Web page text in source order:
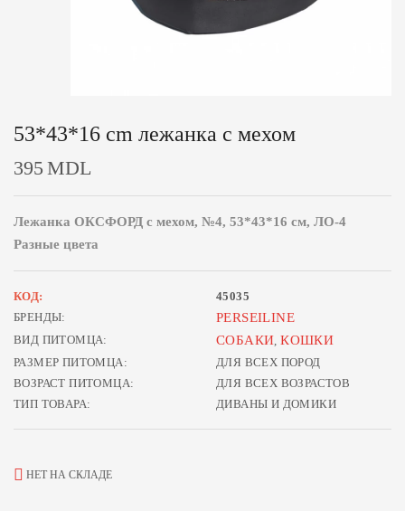
53*43*16 cm лежанка с мехом
395 MDL
Лежанка ОКСФОРД с мехом, №4, 53*43*16 см, ЛО-4
Разные цвета
КОД:
45035
БРЕНДЫ:
PERSEILINE
ВИД ПИТОМЦА: СОБАКИ,КОШКИ
РАЗМЕР ПИТОМЦА:
ДЛЯ ВСЕХ ПОРОД
ВОЗРАСТ ПИТОМЦА:
ДЛЯ ВСЕХ ВОЗРАСТОВ
ТИП ТОВАРА:
ДИВАНЫ И ДОМИКИ
НЕТ НА СКЛАДЕ